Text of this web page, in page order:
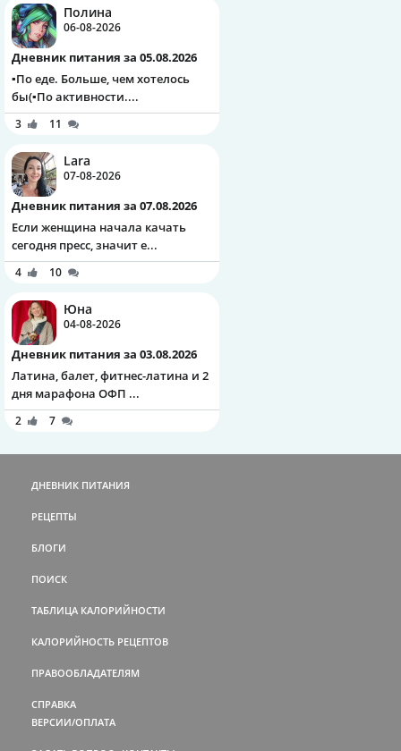
Полина
06-08-2026
Дневник питания за 05.08.2026
▪️По еде. Больше, чем хотелось
бы(▪️По активности....
3 11
Lara
07-08-2026
Дневник питания за 07.08.2026
Если женщина начала качать
сегодня пресс, значит е...
4 10
Юна
04-08-2026
Дневник питания за 03.08.2026
Латина, балет, фитнес-латина и 2
дня марафона ОФП ...
2 7
ДНЕВНИК ПИТАНИЯ
РЕЦЕПТЫ
БЛОГИ
ПОИСК
ТАБЛИЦА КАЛОРИЙНОСТИ
КАЛОРИЙНОСТЬ РЕЦЕПТОВ
ПРАВООБЛАДАТЕЛЯМ
СПРАВКА
ВЕРСИИ/ОПЛАТА